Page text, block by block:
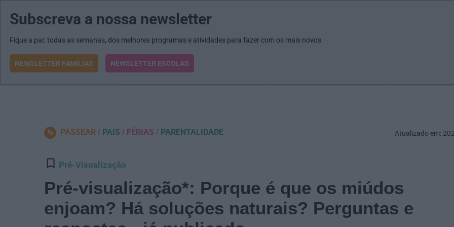
MENU MAIL JORNAIS
O que procura?
PASSEAR PAIS FÉRIAS PARENTALIDADE
Pré-Visualização
Pré-visualização*: Porque é que os miúdos
enjoam? Há soluções naturais? Perguntas e
Atualizado em:
Subscreva a nossa newsletter
Fique a par, todas as semanas, dos melhores programas e atividades para fazer com os mais novos
NEWSLETTER FAMÍLIAS NEWSLETTER ESCOLAS